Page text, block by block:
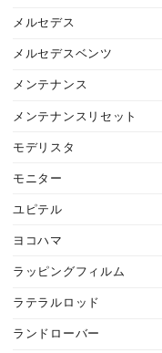
メルセデス
メルセデスベンツ
メンテナンス
メンテナンスリセット
モデリスタ
モニター
ユピテル
ヨコハマ
ラッピングフィルム
ラテラルロッド
ランドローバー